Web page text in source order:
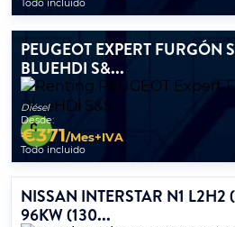
Todo incluido
PEUGEOT EXPERT FURGÓN
BLUEHDI S&...
Diésel
Desde:
€371/Mes+IVA
Todo incluido
NISSAN INTERSTAR N1 L2H2
96KW (130...